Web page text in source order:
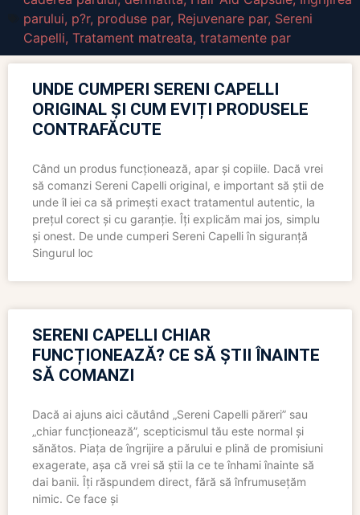
parului, p?r, produse par, Rejuvenare par, Sereni
Capelli, Tratament matreata, tratamente par
UNDE CUMPERI SERENI CAPELLI
ORIGINAL ȘI CUM EVIȚI PRODUSELE
CONTRAFĂCUTE
Când un produs funcționează, apar și copiile. Dacă vrei
să comanzi Sereni Capelli original, e important să știi de
unde îl iei ca să primești exact tratamentul autentic, la
prețul corect și cu garanție. Îți explicăm mai jos, simplu
și onest. De unde cumperi Sereni Capelli în siguranță
Singurul loc
SERENI CAPELLI CHIAR
FUNCȚIONEAZĂ? CE SĂ ȘTII ÎNAINTE
SĂ COMANZI
Dacă ai ajuns aici căutând „Sereni Capelli păreri” sau
„chiar funcționează”, scepticismul tău este normal și
sănătos. Piața de îngrijire a părului e plină de promisiuni
exagerate, așa că vrei să știi la ce te înhami înainte să
dai banii. Îți răspundem direct, fără să înfrumusețăm
nimic. Ce face și